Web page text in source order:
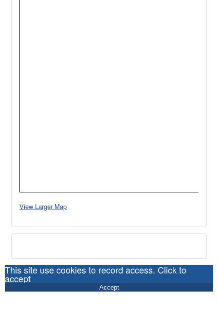
View Larger Map
This site use cookies to record access. Click to
accept
Accept